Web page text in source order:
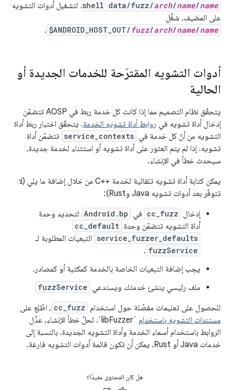
shell data/fuzz/arch/name/name
. لتشغيل أدوات التشويه
على المضيف، شغِّل
$ANDROID_HOST_OUT/ fuzz/arch/name/name
.
أدوات التشويه المقترَحة للخدمات الجديدة أو
الحالية
يتحقّق نظام التصميم مما إذا كانت كل خدمة ربط في AOSP تتضمّن
إدخال أداة تشويه في روابط أداة تشويه الخدمة. يتحقّق اختبار ربط أداة
التشويه من أنّ كل خدمة في service_contexts تتضمّن أداة
تشويه. إذا لم يتم العثور على أداة تشويه أو استثناء لخدمة جديدة،
سيحدث خطأ في الإنشاء.
يمكن كتابة أداة تشويه تلقائية لخدمة C++‎ من خلال إضافة ما يلي (لا
تتوفّر بعد أدوات تشويه Java وRust):
إدخال cc_fuzz في Android.bp لتحديد وحدة
أداة التشويه تتضمّن وحدة cc_default
service_fuzzer_defaults التبعيات المطلوبة لـ
fuzzService
.
يجب إضافة التبعيات الخاصة بالخدمة كمكتبة أو كمصادر.
ملف رئيسي ينشئ خدمتك ويستدعي fuzzService
للحصول على تعليمات مفصّلة حول استخدام cc_fuzz ، اطّلِع على
مستندات التشويه باستخدام
`libFuzzer`. لحلّ خطأ الإنشاء، عدِّل
الروابط باستخدام أسماء الخدمة وأداة التشويه الجديدة. بالنسبة إلى
خدمات Java أو Rust، يمكن أن تكون قائمة أدوات التشويه فارغة.
هل كان المحتوى مفيدًا؟